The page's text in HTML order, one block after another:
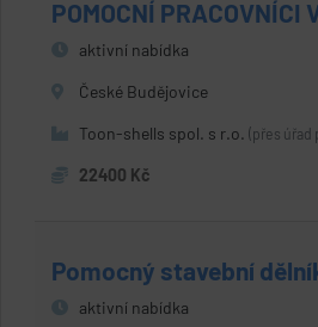
POMOCNÍ PRACOVNÍCI
aktivní nabídka
České Budějovice
Toon-shells spol. s r.o. (přes úřad
22400 Kč
Pomocný stavební
aktivní nabídka